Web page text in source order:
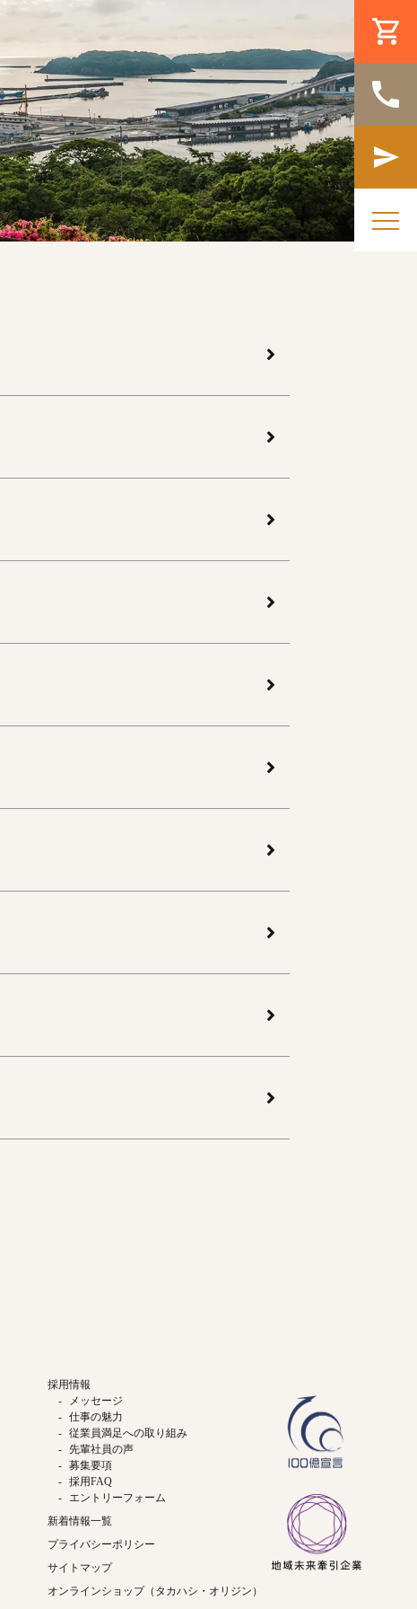
採用情報
メッセージ
仕事の魅力
従業員満足への取り組み
先輩社員の声
募集要項
採用FAQ
エントリーフォーム
新着情報一覧
プライバシーポリシー
サイトマップ
オンラインショップ（タカハシ・オリジン）